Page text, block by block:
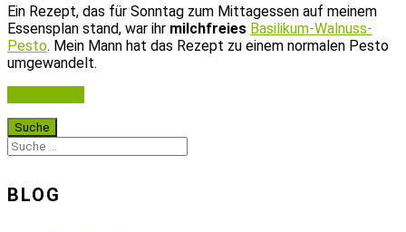
Ein Rezept, das für Sonntag zum Mittagessen auf meinem
Essensplan stand, war ihr milchfreies Basilikum-Walnuss-
Pesto. Mein Mann hat das Rezept zu einem normalen Pesto
umgewandelt.
BLOG